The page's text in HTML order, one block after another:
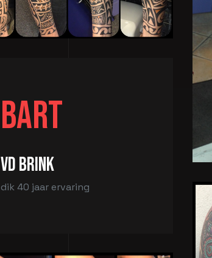
Bart
vd Brink
dik 40 jaar ervaring